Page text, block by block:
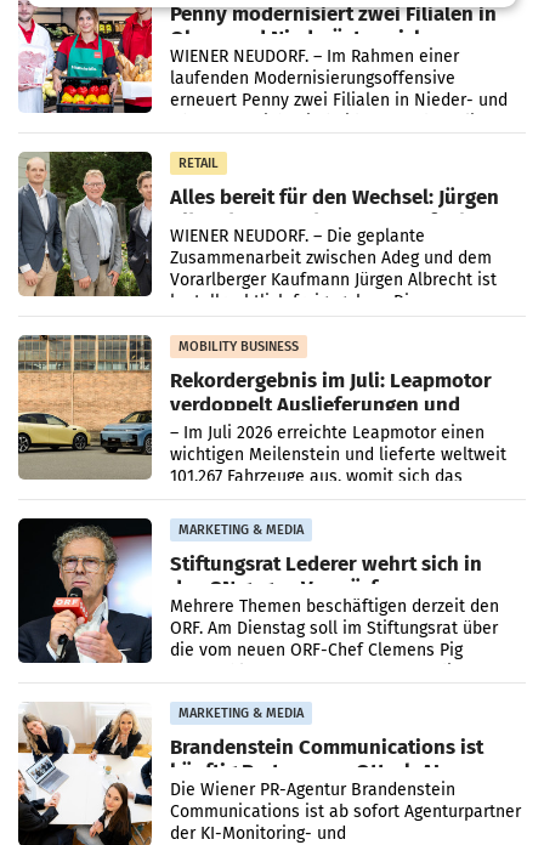
Penny modernisiert zwei Filialen in
Ober- und Niederösterreich
WIENER NEUDORF. – Im Rahmen einer
laufenden Modernisierungsoffensive
erneuert Penny zwei Filialen in Nieder- und
RETAIL
Alles bereit für den Wechsel: Jürgen
Albrecht setzt ab 1.1.2027 auf Adeg
WIENER NEUDORF. – Die geplante
Zusammenarbeit zwischen Adeg und dem
Vorarlberger Kaufmann Jürgen Albrecht ist
kartellrechtlich freigegeben: Die
Bundeswettbewerbsbehörde und der
Bundeskartellanwalt
MOBILITY BUSINESS
Rekordergebnis im Juli: Leapmotor
verdoppelt Auslieferungen und
überschreitet die 100.000er-Marke
– Im Juli 2026 erreichte Leapmotor einen
wichtigen Meilenstein und lieferte weltweit
101.267 Fahrzeuge aus, womit sich das
Ergebnis gegenüber Juli 2025 mehr als
verdoppelte (+102
MARKETING & MEDIA
Stiftungsrat Lederer wehrt sich in
den SN gegen Vorwürfe
Mehrere Themen beschäftigen derzeit den
ORF. Am Dienstag soll im Stiftungsrat über
die vom neuen ORF-Chef Clemens Pig
MARKETING & MEDIA
Brandenstein Communications ist
künftig Partner von OtterlyAI
Die Wiener PR-Agentur Brandenstein
Communications ist ab sofort Agenturpartner
der KI-Monitoring- und